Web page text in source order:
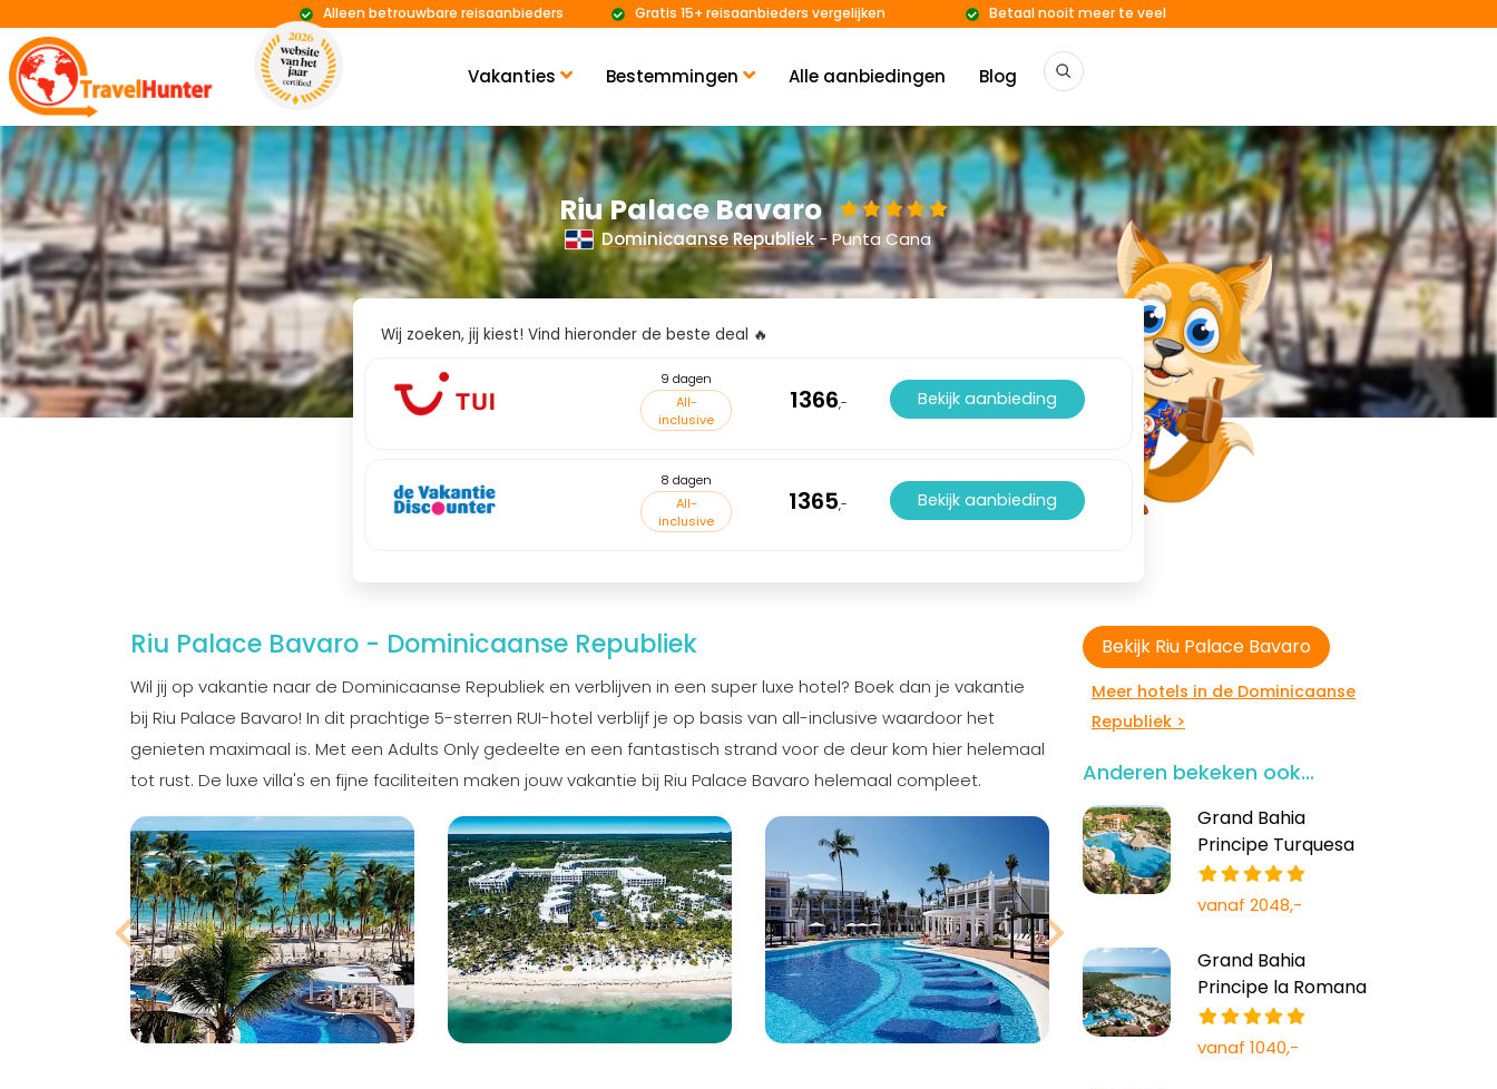
Vakanties Bestemmingen Alle aanbiedingen Blog
Alleen betrouwbare reisaanbieders Gratis 15+ reisaanbieders vergelijken Betaal nooit meer te veel
Riu Palace Bavaro
Dominicaanse Republiek- Punta Cana
Wij zoeken, jij kiest! Vind hieronder de beste deal 🔥
9 dagen
All-
inclusive
1366,- Bekijk aanbieding
8 dagen
All-
inclusive
1365,- Bekijk aanbieding
Riu Palace Bavaro - Dominicaanse Republiek
Wil jij op vakantie naar de Dominicaanse Republiek en verblijven in een super luxe hotel? Boek dan je vakantie
bij Riu Palace Bavaro! In dit prachtige 5-sterren RUI-hotel verblijf je op basis van all-inclusive waardoor het
genieten maximaal is. Met een Adults Only gedeelte en een fantastisch strand voor de deur kom hier helemaal
tot rust. De luxe villa's en fijne faciliteiten maken jouw vakantie bij Riu Palace Bavaro helemaal compleet.
Bekijk Riu Palace Bavaro
Meer hotels in de Dominicaanse
Republiek >
Anderen bekeken ook...
Grand Bahia
Principe Turquesa
vanaf 2048,-
Grand Bahia
Principe la Romana
vanaf 1040,-